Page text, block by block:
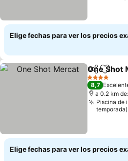
Elige fechas para ver los precios
Compartir
One Shot
4 Estrellas
8,7
a 0.2 km
Piscina de
temporada)
Elige fechas para ver los precios